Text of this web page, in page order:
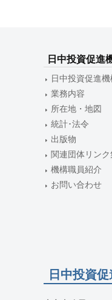
シ
ョ
ン
日中投資促進
日中投資促進
業務内容
所在地・地図
統計･法令
出版物
関連団体リンク
機構職員紹介
お問い合わせ
日中投資